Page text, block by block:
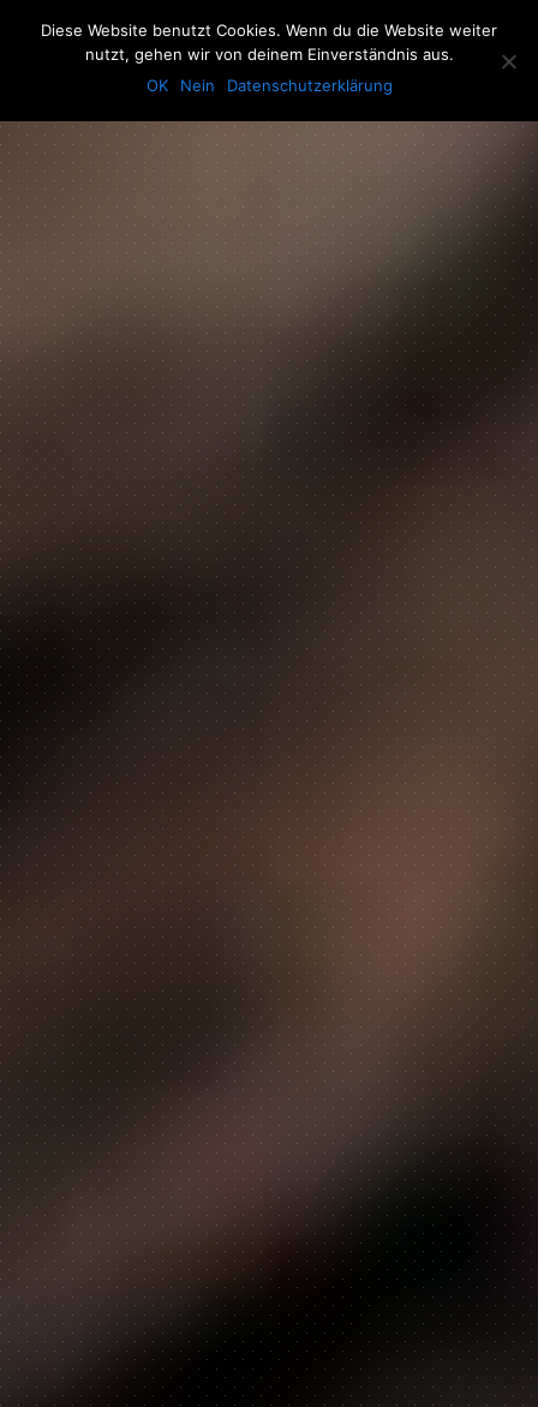
The Howling Men
Diese Website benutzt Cookies. Wenn du die Website weiter
nutzt, gehen wir von deinem Einverständnis aus.
OK
Nein Datenschutzerklärung